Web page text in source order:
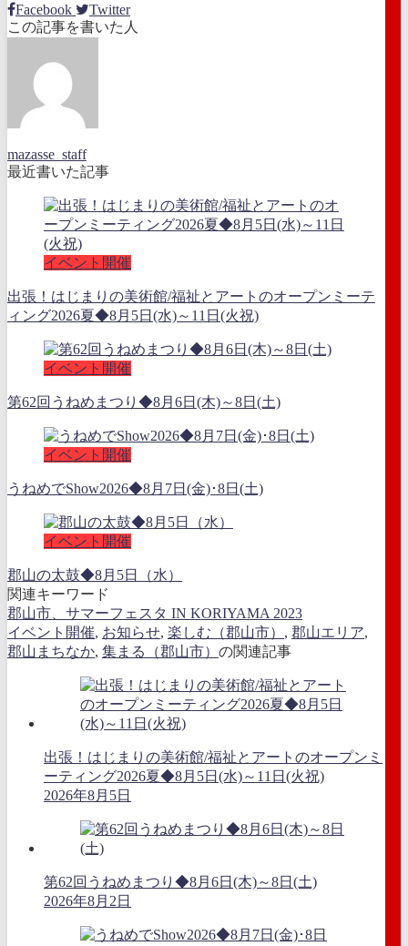
Facebook
Twitter
この記事を書いた人
mazasse_staff
最近書いた記事
イベント開催
出張！はじまりの美術館/福祉とアートのオープンミーテ
ィング2026夏◆8月5日(水)～11日(火祝)
イベント開催
第62回うねめまつり◆8月6日(木)～8日(土)
イベント開催
うねめでShow2026◆8月7日(金)･8日(土)
イベント開催
郡山の太鼓◆8月5日（水）
関連キーワード
郡山市、サマーフェスタ IN KORIYAMA 2023
イベント開催, お知らせ, 楽しむ（郡山市） , 郡山エリア,
郡山まちなか, 集まる（郡山市） の関連記事
出張！はじまりの美術館/福祉とアートのオープンミ
ーティング2026夏◆8月5日(水)～11日(火祝)
2026年8月5日
第62回うねめまつり◆8月6日(木)～8日(土)
2026年8月2日